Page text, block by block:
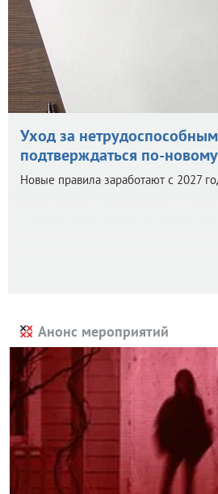
Уход за
подтверждаться по-новому
Новые правила заработают с 2027
Анонс мероприятий